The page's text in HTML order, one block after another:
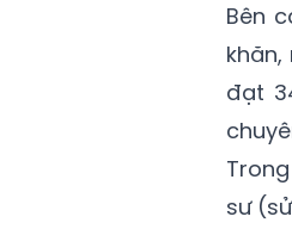
Bên
đạt
sư